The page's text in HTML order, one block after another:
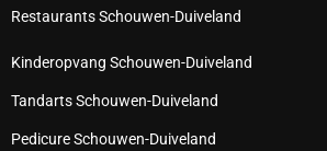
Restaurants Schouwen-Duiveland
Kinderopvang Schouwen-Duiveland
Tandarts Schouwen-Duiveland
Pedicure Schouwen-Duiveland